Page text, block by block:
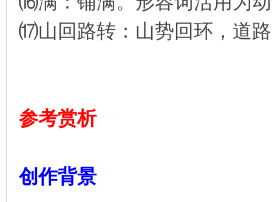
⒄山回路转：山势回环，道
参考赏析
创作背景